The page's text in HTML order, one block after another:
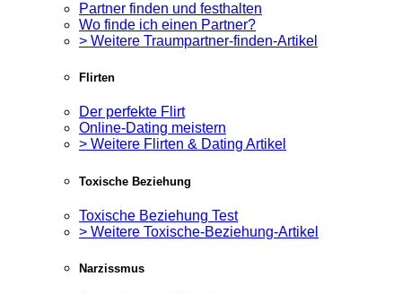
Partner finden und festhalten
Wo finde ich einen Partner?
> Weitere Traumpartner-finden-Artikel
Flirten
Der perfekte Flirt
Online-Dating meistern
> Weitere Flirten & Dating Artikel
Toxische Beziehung
Toxische Beziehung Test
> Weitere Toxische-Beziehung-Artikel
Narzissmus